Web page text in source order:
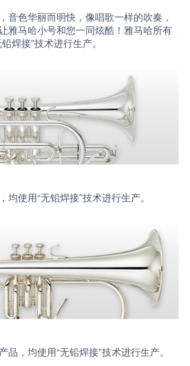
音色华丽而明快，像唱歌一样的吹奏，
雅马哈小号和您一同炫酷！雅马哈所有
焊接”技术进行生产。
使用“无铅焊接”技术进行生产。
，均使用“无铅焊接”技术进行生产。